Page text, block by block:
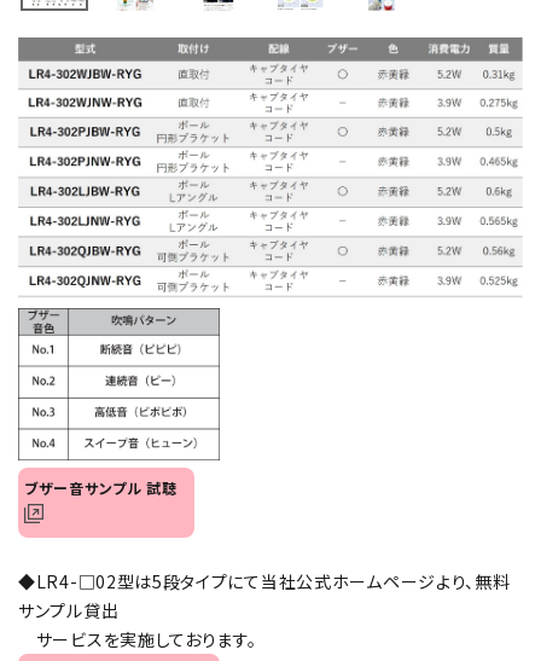
音/音声
LED照明
センサ機器
散光式警光灯
オプション
補修パーツ
製品選定の仕方
ガイドライン
パトライトカタログ
ブザー音サンプル 試聴
◆LR4-□02型は5段タイプにて当社公式ホームページより、無料
サンプル貸出
サービスを実施しております。